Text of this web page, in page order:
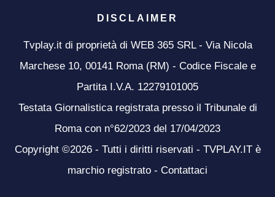
DISCLAIMER
Tvplay.it di proprietà di WEB 365 SRL - Via Nicola
Marchese 10, 00141 Roma (RM) - Codice Fiscale e
Partita I.V.A. 12279101005
Testata Giornalistica registrata presso il Tribunale di
Roma con n°62/2023 del 17/04/2023
Copyright ©2026 - Tutti i diritti riservati - TVPLAY.IT è
marchio registrato - Contattaci